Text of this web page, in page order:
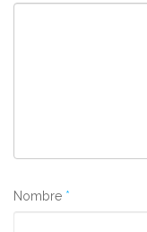
Nombre *